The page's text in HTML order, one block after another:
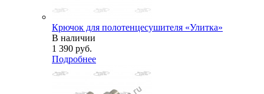
Крючок для полотенцесушителя «Улитка»
В наличии
1 390 руб.
Подробнее